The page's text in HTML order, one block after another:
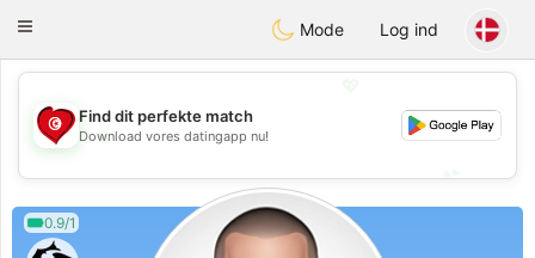
Tunisia Dating
Toggle
Mode Log ind
💖
💕
Find dit perfekte match
Download vores datingapp nu!
0.9/1